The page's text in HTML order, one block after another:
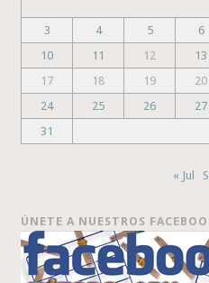
3
4 5 6
10
11 12 13
17
18 19 20
24
25 26 27
31
« Jul
ÚNETE A NUESTROS